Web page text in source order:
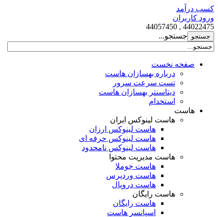
کسب درآمد
ورود کاربران
44022475 , 44057450
جستجو...
صفحه نخست
درباره بهسازان هاست
تست سرعت سرور
دیتاسنتر بهسازان هاست
استخدام
هاست
هاست لینوکس ایران
هاست لینوکس ارزان
هاست لینوکس حرفه ای
هاست لینوکس نامحدود
هاست مدیریت محتوا
هاست جوملا
هاست وردپرس
هاست دروپال
هاست رایگان
هاست رایگان
اسپانسر هاست